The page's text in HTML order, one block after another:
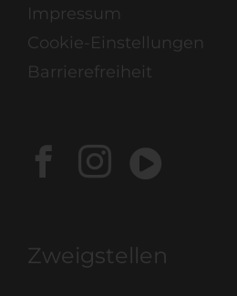
Impressum
Cookie-Einstellungen
Barrierefreiheit
Zweigstellen